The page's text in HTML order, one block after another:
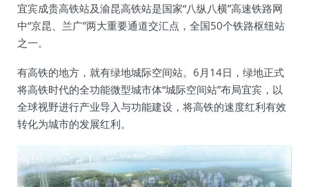
宜宾成贵高铁站及渝昆高铁站是国家“八纵八横”高速铁路网
中“京昆、兰广”两大重要通道交汇点，全国50个铁路枢纽站
之一。
有高铁的地方，就有绿地城际空间站。6月14日，绿地正式
将高铁时代的全功能微型城市体“城际空间站”布局宜宾，以
全球视野进行产业导入与功能建设，将高铁的速度红利有效
转化为城市的发展红利。